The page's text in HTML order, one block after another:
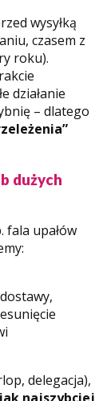
wysyłką
czasem z
roku).
działanie
– dlatego
dużych
upałów
delegacja),